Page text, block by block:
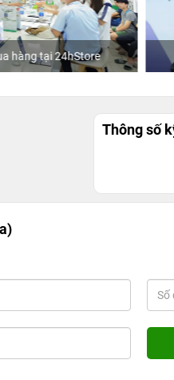
hàng tại 24hStore
Thông số